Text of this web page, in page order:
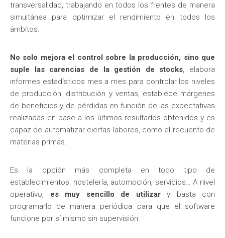
transversalidad, trabajando en todos los frentes de manera
simultánea para optimizar el rendimiento en todos los
ámbitos.
No solo mejora el control sobre la producción, sino que
suple las carencias de la gestión de stocks, elabora
informes estadísticos mes a mes para controlar los niveles
de producción, distribución y ventas, establece márgenes
de beneficios y de pérdidas en función de las expectativas
realizadas en base a los últimos resultados obtenidos y es
capaz de automatizar ciertas labores, como el recuento de
materias primas.
Es la opción más completa en todo tipo de
establecimientos: hostelería, automoción, servicios… A nivel
operativo, es muy sencillo de utilizary basta con
programarlo de manera periódica para que el software
funcione por sí mismo sin supervisión.